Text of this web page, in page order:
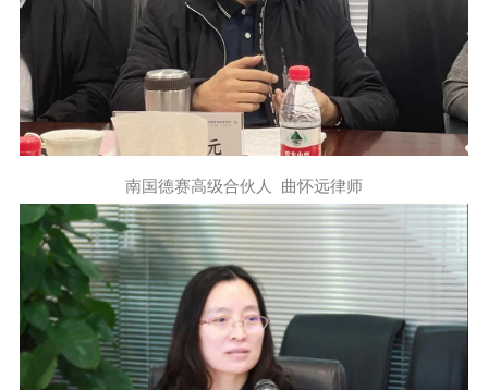
南国德赛高级合伙人 曲怀远律师